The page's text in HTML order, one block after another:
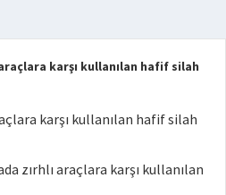
karşı kullanılan hafif silah
karşı kullanılan hafif silah
zırhlı araçlara karşı kullanılan